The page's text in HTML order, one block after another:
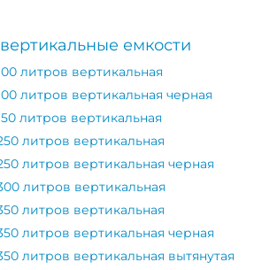
емкости
литров вертикальная
литров вертикальная черная
литров вертикальная
литров вертикальная
литров вертикальная черная
литров вертикальная
литров вертикальная
литров вертикальная черная
литров вертикальная вытянутая